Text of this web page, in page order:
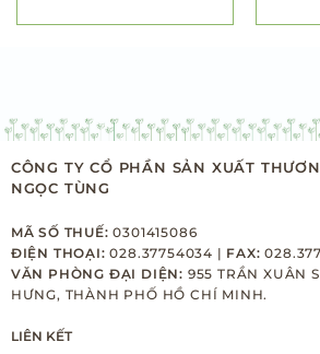
CÔNG TY CỔ PHẦN SẢN XUẤT
NGỌC TÙNG
MÃ SỐ THUẾ: 0301415086
ĐIỆN THOẠI: 028.37754034 | FAX:
VĂN PHÒNG ĐẠI DIỆN: 955 TRẦN XUÂN
HƯNG, THÀNH PHỐ HỒ CHÍ MINH.
LIÊN KẾT